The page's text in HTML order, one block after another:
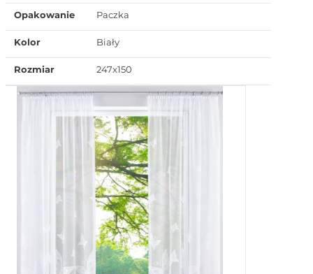
Opakowanie Paczka
Kolor Biały
Rozmiar 247x150